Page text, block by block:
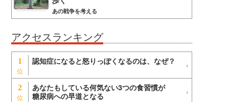
あの戦争を考える
アクセスランキング
1 認知症になると怒りっぽくなるのは、なぜ？
2
あなたもしている何気ない3つの食習慣が
糖尿病への早道となる